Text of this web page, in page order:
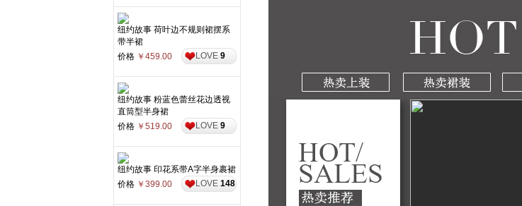
纽约故事 荷叶边不规则裙摆系
带半裙
价格 ￥459.00 LOVE 9
纽约故事 粉蓝色蕾丝花边透视
直筒型半身裙
价格 ￥519.00 LOVE 9
纽约故事 印花系带A字半身裹裙
价格 ￥399.00 LOVE 148